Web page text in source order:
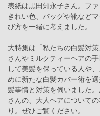
表紙は黒田知永子さん。フ
きれい色、バッグや靴など
び方を一緒に考えました。
大特集は「私たちの白髪対
さんやミルクティーヘアの
して美髪を保っている人や
めに新たな白髪カバー術を
髪事情と対策を伺いました
さんの、大人ヘアについて
り。ぜひご覧ください。